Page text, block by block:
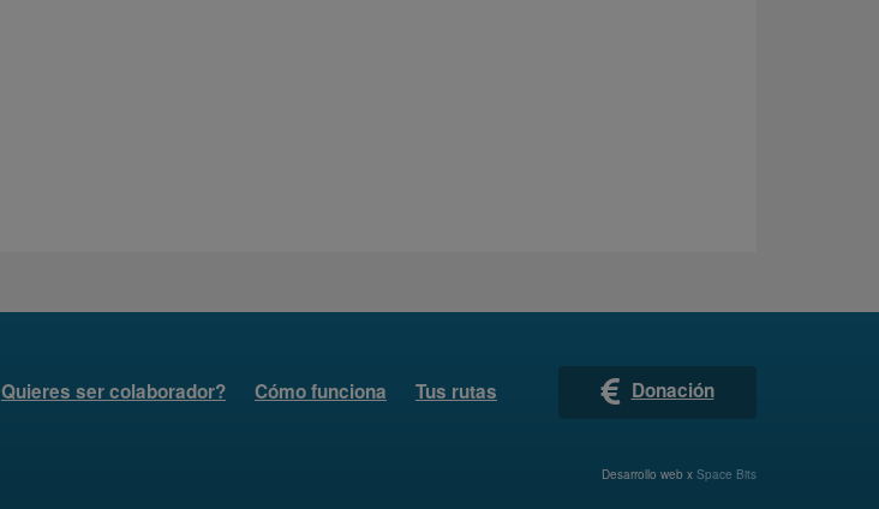
Quieres ser colaborador? Cómo funciona Tus rutas Donación
Desarrollo web x Space Bits